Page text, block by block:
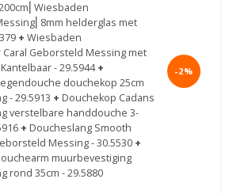
helderglas met
+ Wiesbaden
Geborsteld Messing met
- 29.5944 +
douchekop 25cm
- 29.5913 + Douchekop Cadans
verstelbare handdouche 3-
+ Doucheslang Smooth
Messing - 30.5530 +
muurbevestiging
rond 35cm - 29.5880
-2%